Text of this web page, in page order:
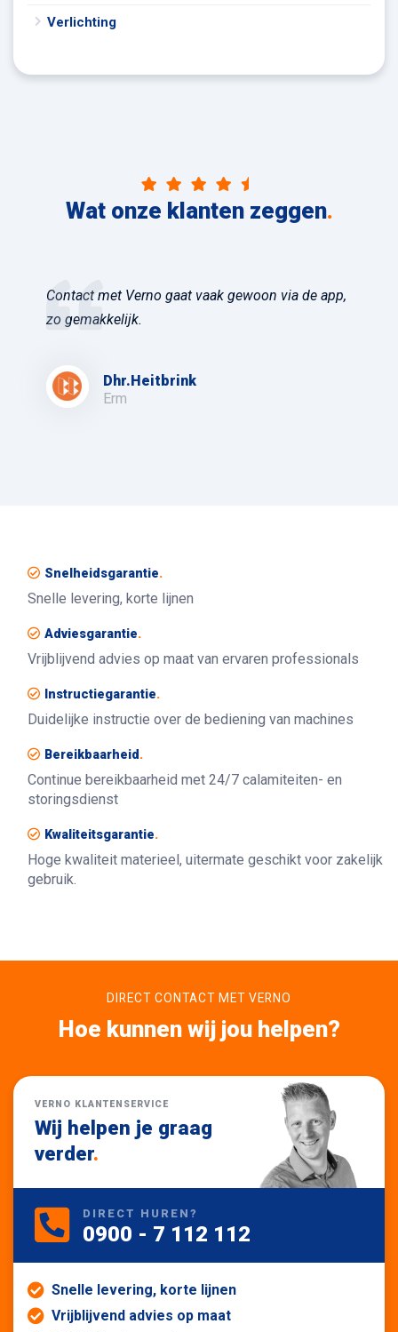
Verlichting
Wat onze klanten zeggen.
Contact met Verno gaat vaak gewoon via de app,
zo gemakkelijk.
Dhr.Heitbrink
Erm
Snelheidsgarantie.
Snelle levering, korte lijnen
Adviesgarantie.
Vrijblijvend advies op maat van ervaren professionals
Instructiegarantie.
Duidelijke instructie over de bediening van machines
Bereikbaarheid.
Continue bereikbaarheid met 24/7 calamiteiten- en
storingsdienst
Kwaliteitsgarantie.
Hoge kwaliteit materieel, uitermate geschikt voor zakelijk
gebruik.
DIRECT CONTACT MET VERNO
Hoe kunnen wij jou helpen?
VERNO KLANTENSERVICE
Wij helpen je graag
verder.
DIRECT HUREN?
0900 - 7 112 112
Snelle levering, korte lijnen
Vrijblijvend advies op maat